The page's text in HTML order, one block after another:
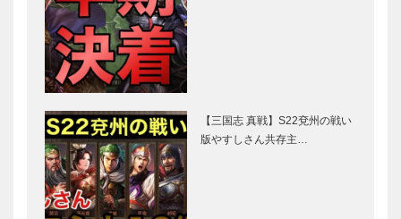
【三国志 真戦】S22兗州の戦い
版やすしさん共存主…